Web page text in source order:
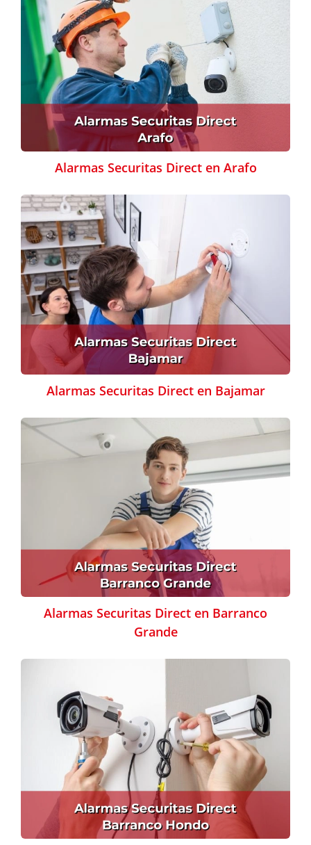
Alarmas Securitas Direct en Arafo
Alarmas Securitas Direct en Bajamar
Alarmas Securitas Direct en Barranco
Grande